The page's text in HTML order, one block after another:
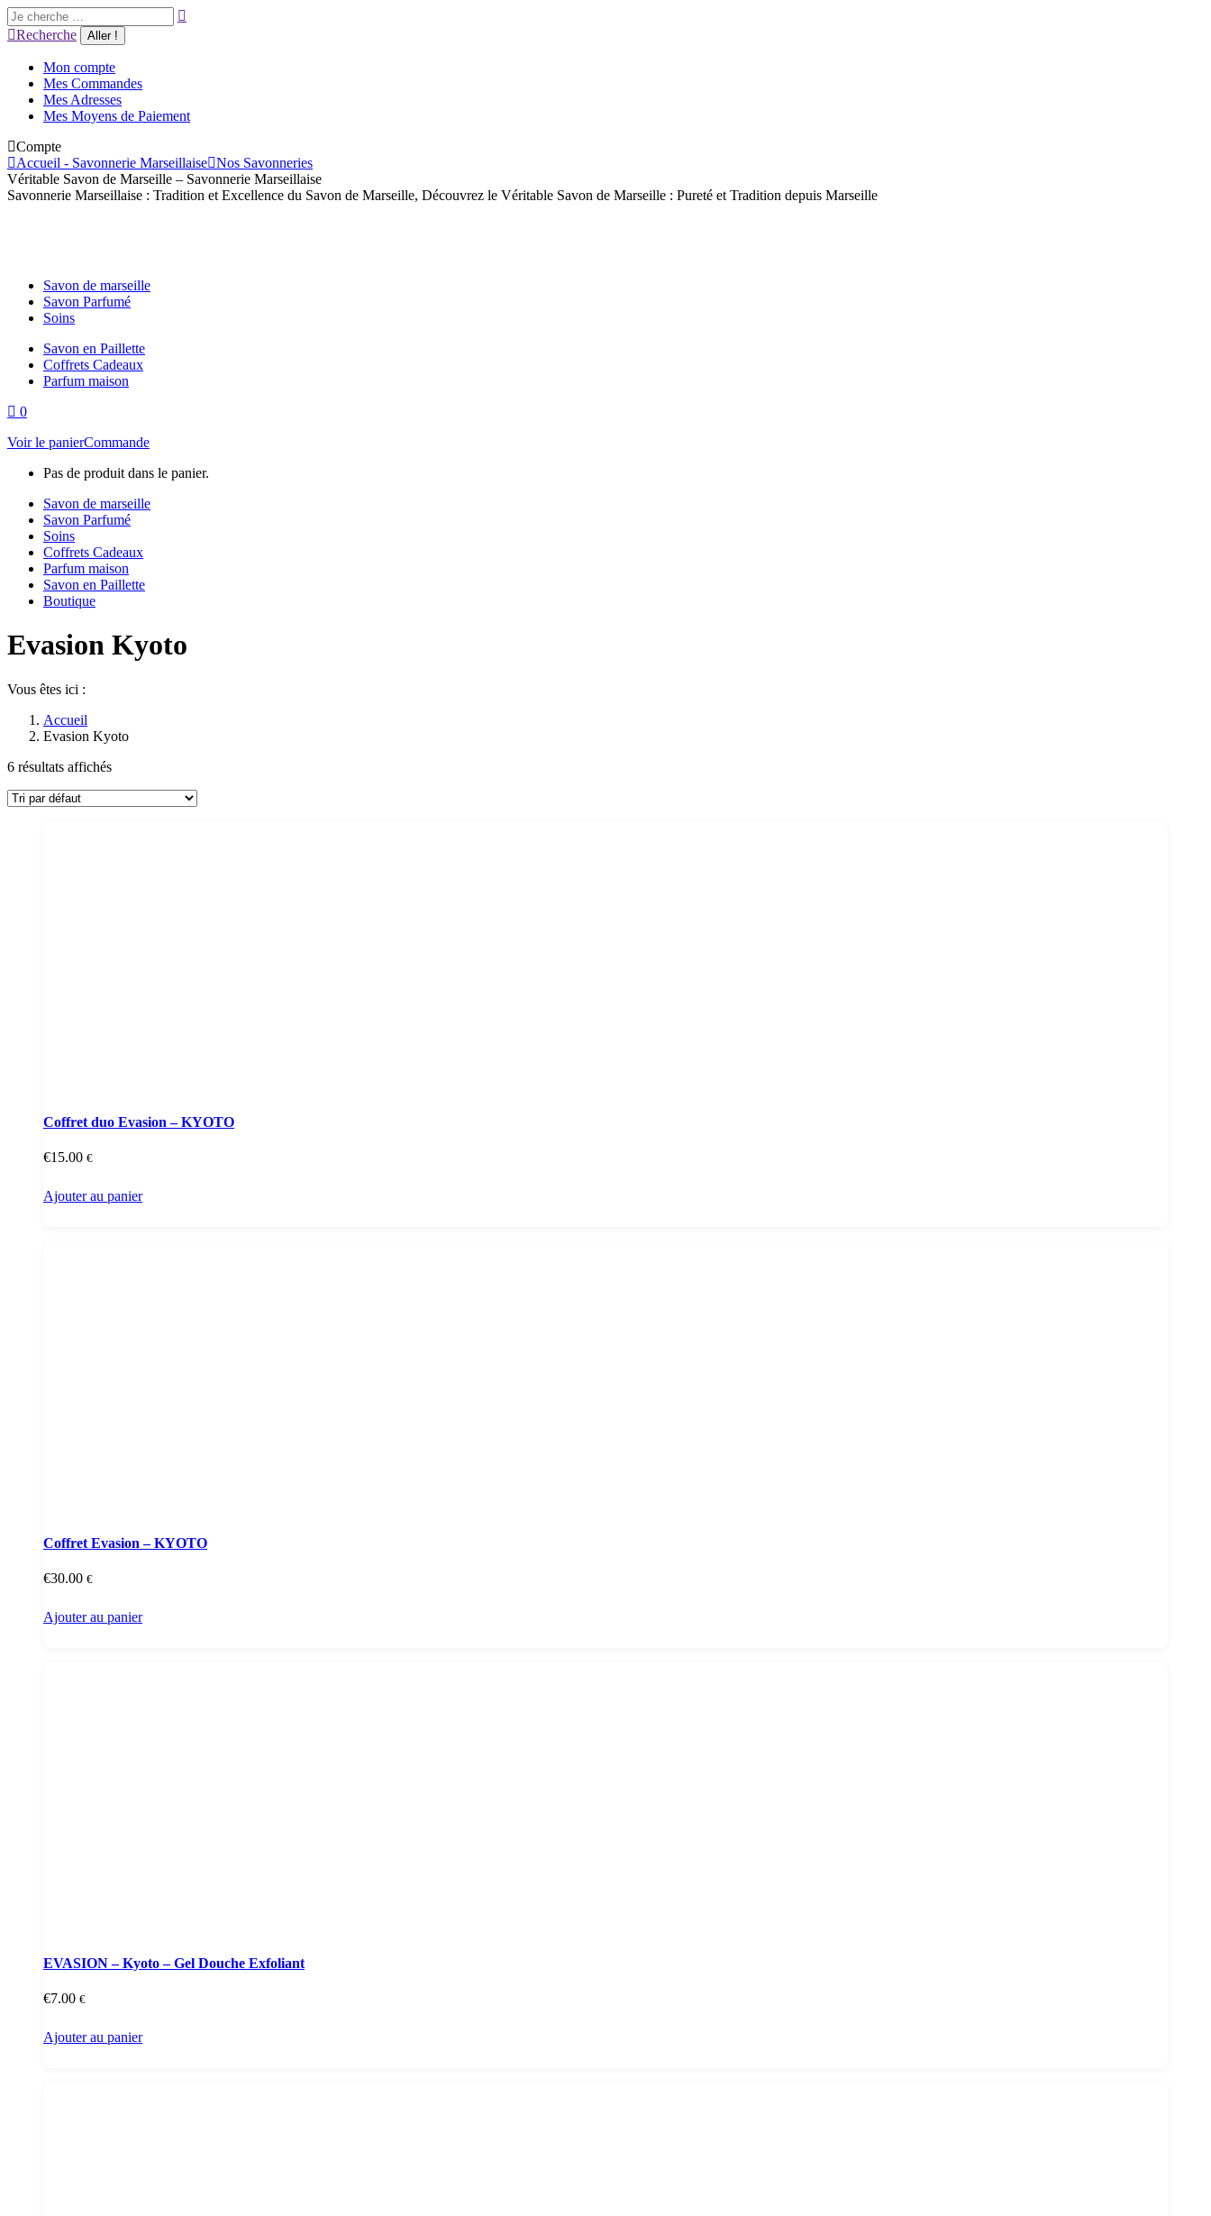
Aller
au
contenu
Recherche
: Recherche
Mon compte
Mes Commandes
Mes Adresses
Mes Moyens de Paiement
Compte
Accueil - Savonnerie Marseillaise Nos Savonneries
Véritable Savon de Marseille – Savonnerie Marseillaise
Savonnerie Marseillaise : Tradition et Excellence du Savon de Marseille, Découvrez le Véritable Savon de Marseille : Pureté et Tradition depuis Marseille
Savon de marseille
Savon Parfumé
Soins
Savon en Paillette
Coffrets Cadeaux
Parfum maison
0
Voir le panierCommande
Pas de produit dans le panier.
Savon de marseille
Savon Parfumé
Soins
Coffrets Cadeaux
Parfum maison
Savon en Paillette
Boutique
Evasion Kyoto
Vous êtes ici :
Accueil
Evasion Kyoto
6 résultats affichés
Coffret duo Evasion – KYOTO
€15.00 €
Ajouter au panier
Coffret Evasion – KYOTO
€30.00 €
Ajouter au panier
EVASION – Kyoto – Gel Douche Exfoliant
€7.00 €
Ajouter au panier